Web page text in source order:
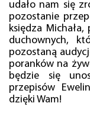
udało nam się
pozostanie
księdza
duchownych,
pozostaną
poranków na
będzie się
przepisów
dzięki Wam!